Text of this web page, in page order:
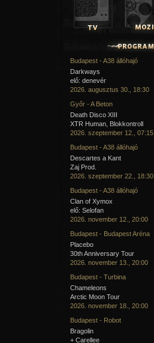
Budapest - A38 állóhajó
Darkways
elő: denevér
2026. augusztus 30., 18:30
Győr - A Beton
Death Disco XIII
XTR Human, Blokkontroll
2026. szeptember 12., 07:15
Budapest - A38 állóhajó
Descartes a Kant
Zaj Prod.
2026. szeptember 22., 18:30
Budapest - A38 állóhajó
Clan of Xymox
elő: Selofan
2026. november 12., 20:00
Budapest - Budapest Aréna
Placebo
30th Anniversary Tour
2026. november 13., 20:00
Budapest - Turbina
Chameleons
Arctic Moon Tour
2026. november 18., 20:00
Budapest - Robot
Bragolin
+ Carellee